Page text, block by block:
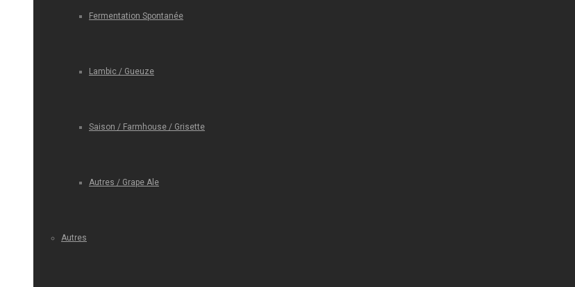
Fermentation Spontanée
Lambic / Gueuze
Saison / Farmhouse / Grisette
Autres / Grape Ale
Autres